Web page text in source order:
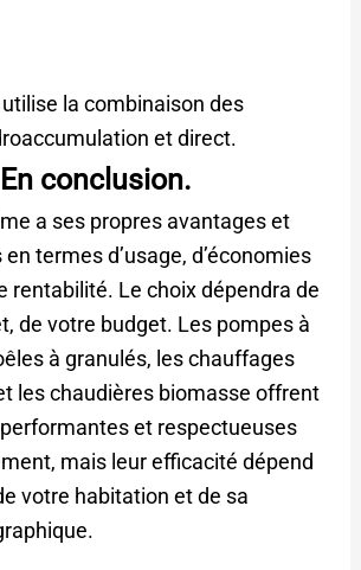
la combinaison des
et direct.
En conclusion.
a ses propres avantages et
termes d’usage, d’économies
rentabilité. Le choix dépendra de
de votre budget. Les pompes à
à granulés, les chauffages
les chaudières biomasse offrent
et respectueuses
mais leur efficacité dépend
votre habitation et de sa